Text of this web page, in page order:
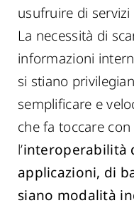
usufruire di
La necessità di
informazioni
si stiano
semplificare e
che fa toccare
l’interoperabilità
applicazioni, di
siano modalità